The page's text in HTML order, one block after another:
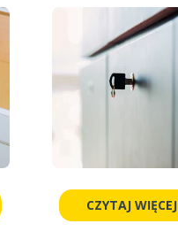
CZYTAJ WIĘCEJ